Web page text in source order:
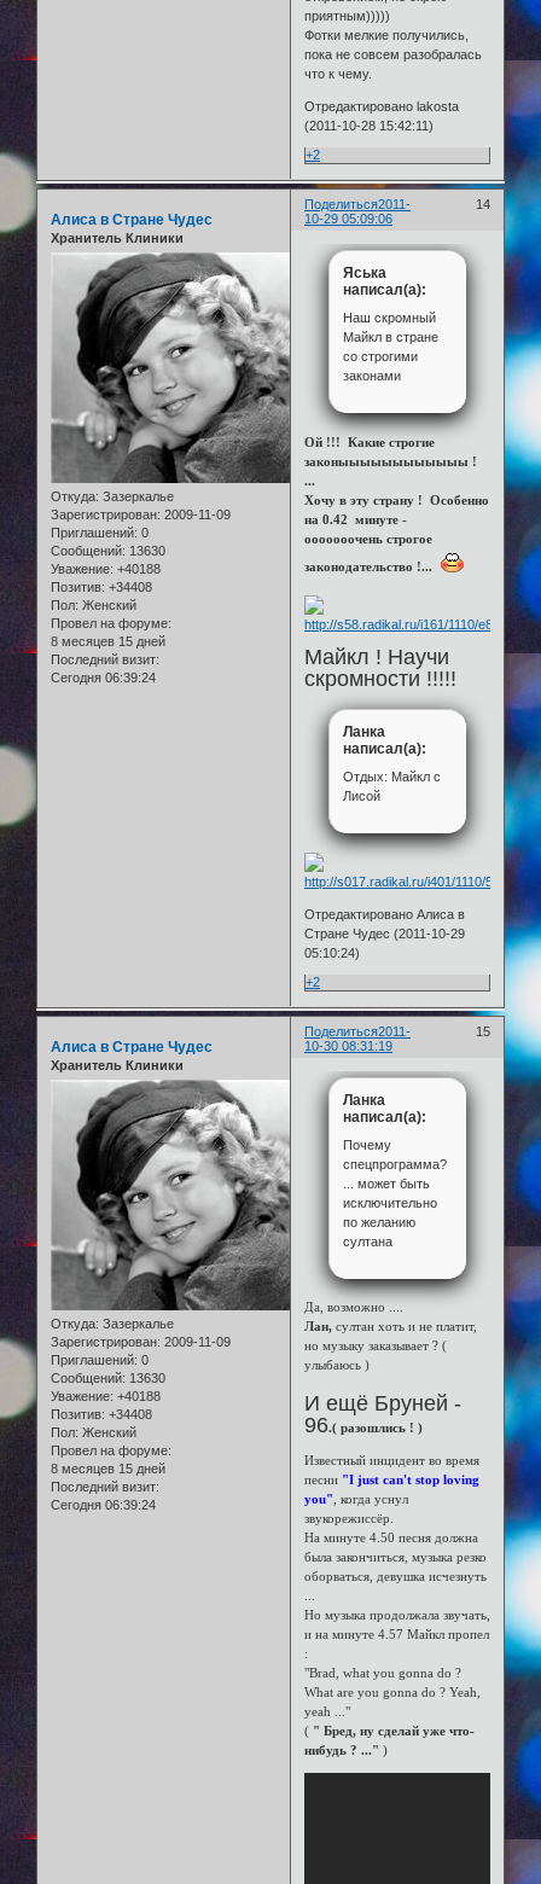
приятным)))))
Фотки мелкие получились,
пока не совсем разобралась
что к чему.
Отредактировано lakosta
(2011-10-28 15:42:11)
+2
Поделиться 14
2011-
10-29 05:09:06
Алиса в Стране Чудес
Хранитель Клиники
Откуда: Зазеркалье
Зарегистрирован: 2009-11-09
Приглашений: 0
Сообщений: 13630
Уважение: +40188
Позитив: +34408
Пол: Женский
Провел на форуме:
8 месяцев 15 дней
Последний визит:
Сегодня 06:39:24
Яська
написал(а):
Наш скромный
Майкл в стране
со строгими
законами
Ой !!! Какие строгие
законыыыыыыыыыыыы !
...
Хочу в эту страну ! Особенно
на 0.42 минуте -
ооооооочень строгое
законодательство !...
Майкл ! Научи
скромности !!!!!
Ланка
написал(а):
Отдых: Майкл с
Лисой
Отредактировано Алиса в
Стране Чудес (2011-10-29
05:10:24)
+2
Поделиться 15
2011-
10-30 08:31:19
Алиса в Стране Чудес
Хранитель Клиники
Откуда: Зазеркалье
Зарегистрирован: 2009-11-09
Приглашений: 0
Сообщений: 13630
Уважение: +40188
Позитив: +34408
Пол: Женский
Провел на форуме:
8 месяцев 15 дней
Последний визит:
Сегодня 06:39:24
Ланка
написал(а):
Почему
спецпрограмма?
... может быть
исключительно
по желанию
султана
Да, возможно ....
Лан, султан хоть и не платит,
но музыку заказывает ? (
улыбаюсь )
И ещё Бруней -
96.( разошлись ! )
Известный инцидент во время
песни "I just can't stop loving
you" , когда уснул
звукорежиссёр.
На минуте 4.50 песня должна
была закончиться, музыка резко
оборваться, девушка исчезнуть
Но музыка продолжала звучать,
и на минуте 4.57 Майкл пропел
:
"Brad, what you gonna do ?
What are you gonna do ? Yeah,
yeah ..."
( " Бред, ну сделай уже что-
нибудь ? ...")